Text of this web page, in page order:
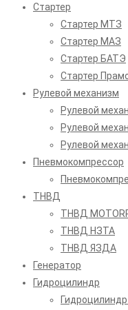
Стартер
Стартер МТЗ
Стартер МАЗ
Стартер БАТЭ
Стартер
Рулевой механизм
Рулевой
Рулевой
Рулевой
Пневмокомпрессор
ТНВД
ТНВД
ТНВД НЗТА
ТНВД ЯЗДА
Генератор
Гидроцилиндр